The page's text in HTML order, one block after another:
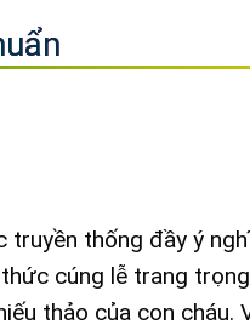
thống đầy ý
cúng lễ trang
thảo của con cháu.